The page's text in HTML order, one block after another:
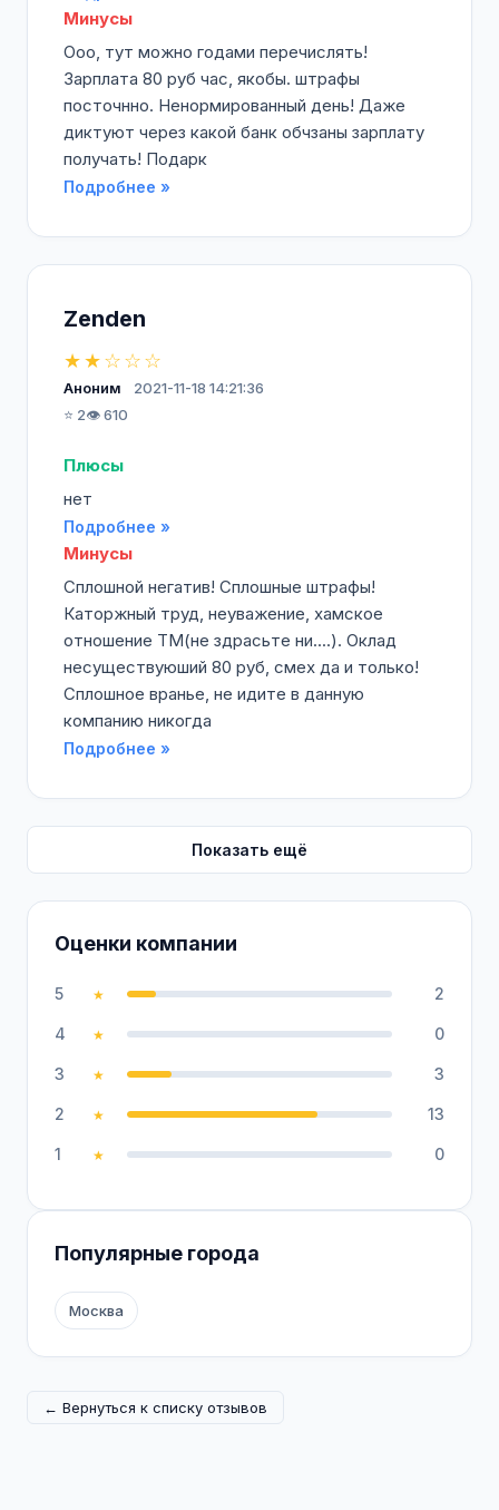
Оценки компании
5 ★ 2
4 ★ 0
3 ★ 3
2 ★ 13
1 ★ 0
Популярные города
Москва
Минусы
Ооо, тут можно годами перечислять!
Зарплата 80 руб час, якобы. штрафы
посточнно. Ненормированный день! Даже
диктуют через какой банк обчзаны зарплату
получать! Подарк
Подробнее »
Zenden
★★☆☆☆
Аноним
2021-11-18 14:21:36
⭐ 2👁️ 610
Плюсы
нет
Подробнее »
Минусы
Сплошной негатив! Сплошные штрафы!
Каторжный труд, неуважение, хамское
отношение ТМ(не здрасьте ни....). Оклад
несуществуюший 80 руб, смех да и только!
Сплошное вранье, не идите в данную
компанию никогда
Подробнее »
Показать ещё
← Вернуться к списку отзывов